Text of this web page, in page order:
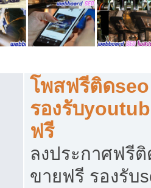
โพสฟรีติด
รองรับ
ฟรี
ลงประกาศฟรีติ
ขายฟรี รองรับ